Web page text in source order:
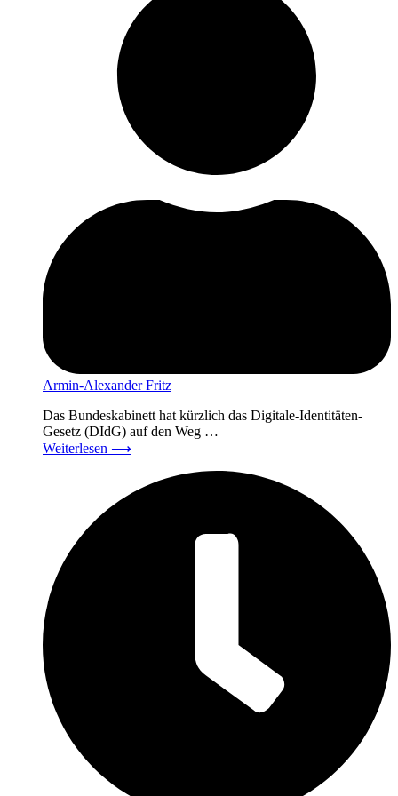
Armin-Alexander Fritz
Das Bundeskabinett hat kürzlich das Digitale-Identitäten-
Gesetz (DIdG) auf den Weg …
Weiterlesen ⟶